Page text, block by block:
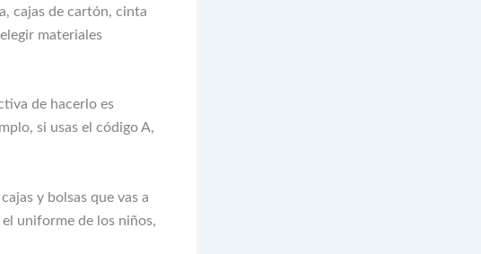
cajas de cartón, cinta
materiales
de hacerlo es
si usas el código A,
y bolsas que vas a
uniforme de los niños,